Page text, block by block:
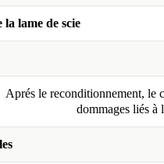
la lame de scie
Aprés le reconditionnement, le
dommages liés à